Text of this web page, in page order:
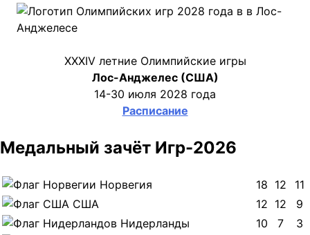
XXXIV летние Олимпийские игры
Лос-Анджелес (США)
14-30 июля 2028 года
Расписание
Медальный зачёт Игр-2026
Норвегия 18 12
11
США
12 12
9
Нидерланды
10 7
3